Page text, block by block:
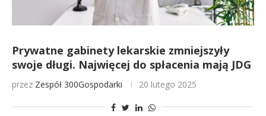
Prywatne gabinety lekarskie zmniejszyły
swoje długi. Najwięcej do spłacenia mają JDG
przez Zespół 300Gospodarki 20 lutego 2025